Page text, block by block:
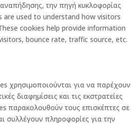
την πηγή κυκλοφορίας
are used to understand how visitors
cookies help provide information
bounce rate, traffic source, etc.
χρησιμοποιούνται για να παρέχουν
διαφημίσεις και τις εκστρατείες
παρακολουθούν τους επισκέπτες σε
συλλέγουν πληροφορίες για την